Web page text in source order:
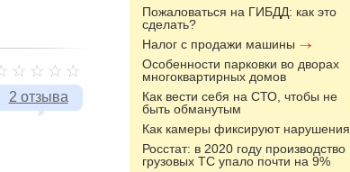
Пожаловаться на ГИБДД: как это
сделать?
Налог с продажи машины
Особенности парковки во дворах
многоквартирных домов
Как вести себя на СТО, чтобы не
быть обманутым
Как камеры фиксируют нарушения
Росстат: в 2020 году производство
грузовых ТС упало почти на 9%
2 отзыва